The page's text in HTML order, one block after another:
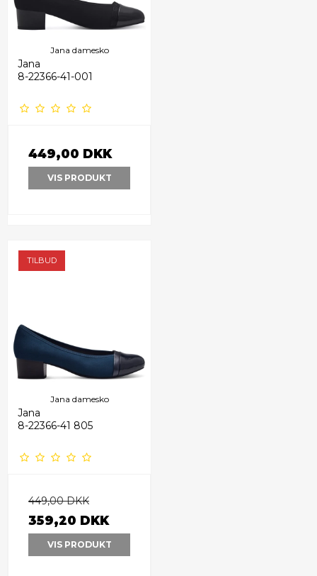
Jana damesko
Jana
8-22366-41-001
449,00 DKK
VIS PRODUKT
TILBUD
Jana damesko
Jana
8-22366-41 805
449,00 DKK
359,20 DKK
VIS PRODUKT